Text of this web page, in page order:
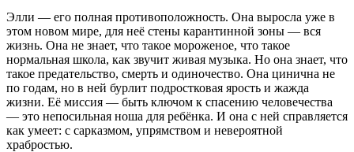
Элли — его полная противоположность. Она выросла уже в
этом новом мире, для неё стены карантинной зоны — вся
жизнь. Она не знает, что такое мороженое, что такое
нормальная школа, как звучит живая музыка. Но она знает, что
такое предательство, смерть и одиночество. Она цинична не
по годам, но в ней бурлит подростковая ярость и жажда
жизни. Её миссия — быть ключом к спасению человечества
— это непосильная ноша для ребёнка. И она с ней справляется
как умеет: с сарказмом, упрямством и невероятной
храбростью.